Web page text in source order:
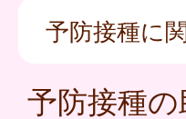
予防接種に
予防接種